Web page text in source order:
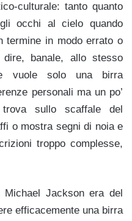
culturale: tanto quanto
gli occhi al cielo quando
termine in modo errato o
banale, allo stesso
vuole solo una birra
personali ma un po’
sullo scaffale del
o mostra segni di noia e
troppo complesse,
Jackson era del
efficacemente una birra